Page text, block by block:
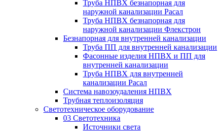
Труба НПВХ безнапорная для
наружной канализации Расал
Труба НПВХ безнапорная для
наружной канализации Флекстрон
Безнапорная для внутренней канализации
Труба ПП для внутренней канализации
Фасонные изделия НПВХ и ПП для
внутренней канализации
Труба НПВХ для внутренней
канализации Расал
Система навозоудаления НПВХ
Трубная теплоизоляция
Светотехническое оборудование
03 Светотехника
Источники света